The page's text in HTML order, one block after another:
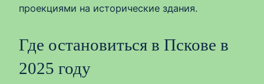
проекциями на исторические здания.
Где остановиться в Пскове в
2025 году